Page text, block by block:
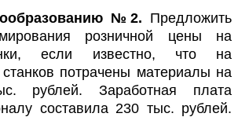
№2. Предложить
розничной цены на
если известно, что на
потрачены материалы на
рублей. Заработная плата
составила 230 тыс. рублей.